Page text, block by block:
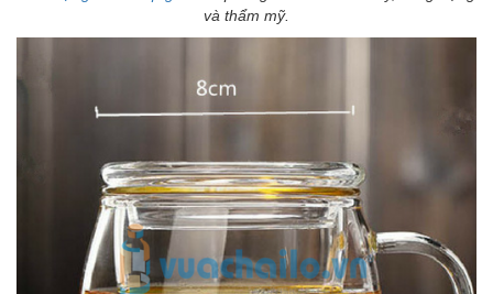
và thẩm mỹ.